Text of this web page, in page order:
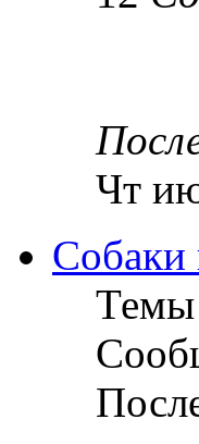
Чт
Собаки
Темы